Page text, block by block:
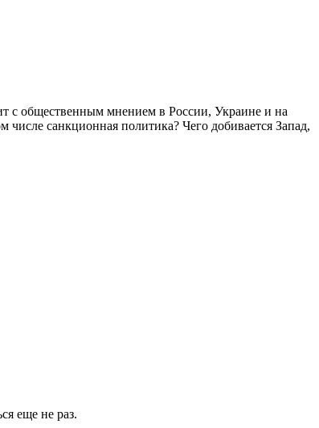
с общественным мнением в России, Украине и на
санкционная политика? Чего добивается Запад,
еще не раз.